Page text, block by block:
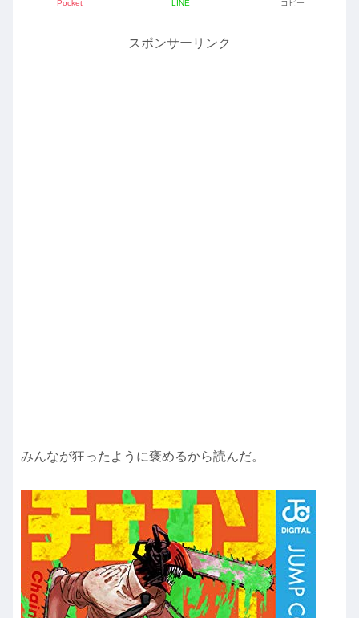
Pocket LINE コピー
スポンサーリンク
みんなが狂ったように褒めるから読んだ。